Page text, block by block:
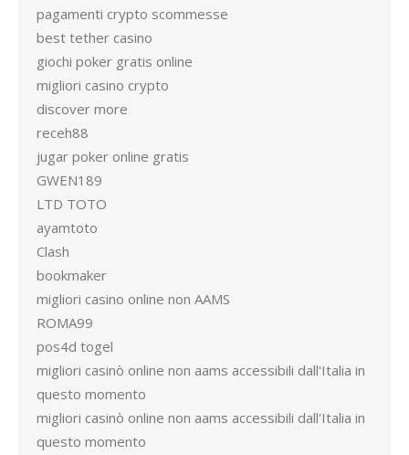
pagamenti crypto scommesse
best tether casino
giochi poker gratis online
migliori casino crypto
discover more
receh88
jugar poker online gratis
GWEN189
LTD TOTO
ayamtoto
Clash
bookmaker
migliori casino online non AAMS
ROMA99
pos4d togel
migliori casinò online non aams accessibili dall'Italia in
questo momento
migliori casinò online non aams accessibili dall'Italia in
questo momento